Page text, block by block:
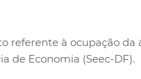
referente à ocupação da
de Economia (Seec-DF).